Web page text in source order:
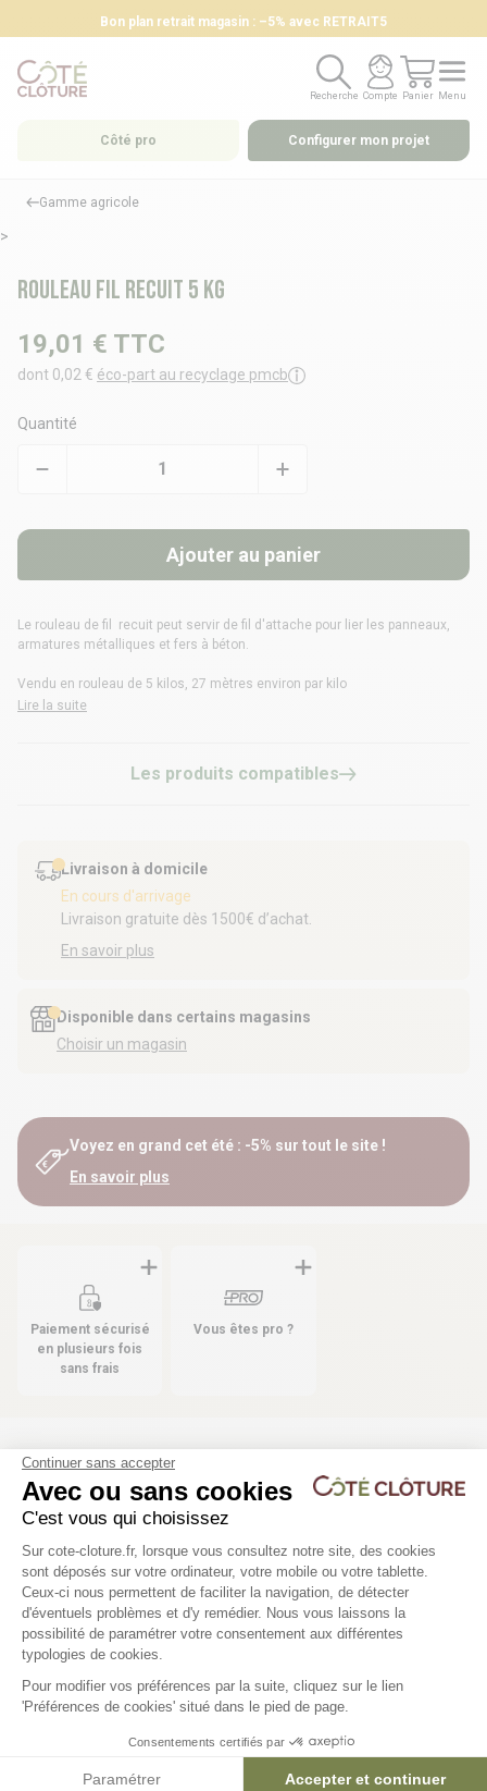
Bon plan retrait magasin : –5% avec RETRAIT5
Recherche
Recherche
Compte
Compte
Panier
Panier
Menu
Menu
Côté pro Configurer mon projet
Gamme agricole
Rouleau fil recuit 5 kg
>
19,01 € TTC
dont 0,02 € éco-part au recyclage pmcb
Quantité
Ajouter au panier
Le rouleau de fil recuit peut servir de fil d'attache pour lier les panneaux,
armatures métalliques et fers à béton.
Vendu en rouleau de 5 kilos, 27 mètres environ par kilo
Lire la suite
Les produits compatibles
Livraison à domicile
En cours d'arrivage
Livraison gratuite dès 1500€ d’achat.
En savoir plus
Disponible dans certains magasins
Choisir un magasin
Voyez en grand cet été : -5% sur tout le site !
En savoir plus
Paiement sécurisé
en plusieurs fois
sans frais
Vous êtes pro ?
Les produits compatibles
Fil d'attache Ø 1.5 mm x 50 ml -
galvanisé
5,51 €
Grillage à poule
12,94 €
Continuer sans accepter
Avec ou sans cookies
C'est vous qui choisissez
Plateforme de Gestion du
Sur cote-cloture.fr, lorsque vous consultez notre site, des cookies
sont déposés sur votre ordinateur, votre mobile ou votre tablette.
Ceux-ci nous permettent de faciliter la navigation, de détecter
d'éventuels problèmes et d'y remédier. Nous vous laissons la
possibilité de paramétrer votre consentement aux différentes
typologies de cookies.
Pour modifier vos préférences par la suite, cliquez sur le lien
'Préférences de cookies' situé dans le pied de page.
Consentements certifiés par
Paramétrer Accepter et continuer
Axeptio consent